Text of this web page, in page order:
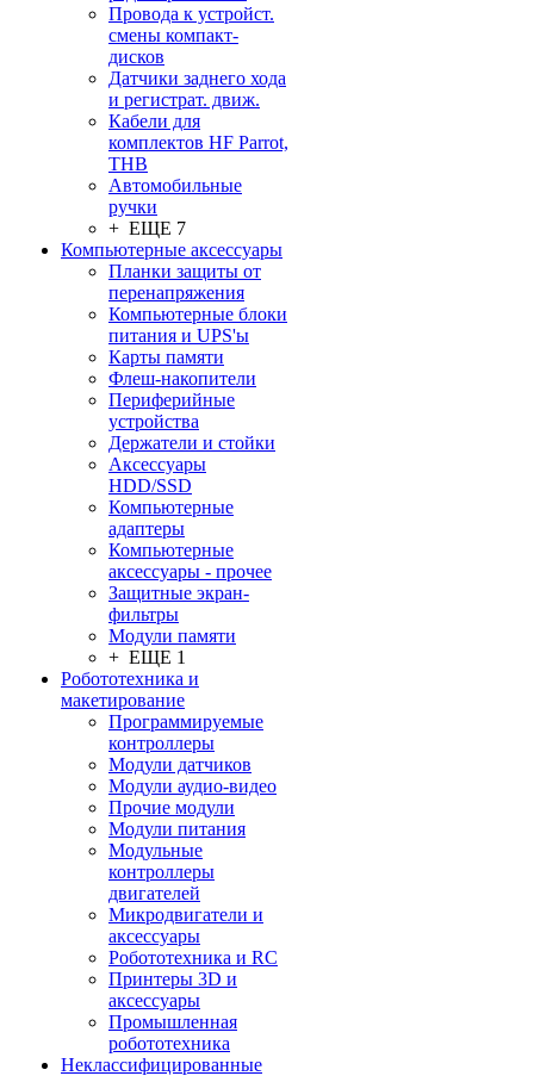
Провода к устройст.
смены компакт-
дисков
Датчики заднего хода
и регистрат. движ.
Кабели для
комплектов HF Parrot,
THB
Автомобильные
ручки
+ ЕЩЕ 7
Компьютерные аксессуары
Планки защиты от
перенапряжения
Компьютерные блоки
питания и UPS'ы
Карты памяти
Флеш-накопители
Периферийные
устройства
Держатели и стойки
Аксессуары
HDD/SSD
Компьютерные
адаптеры
Компьютерные
аксессуары - прочее
Защитные экран-
фильтры
Модули памяти
+ ЕЩЕ 1
Робототехника и
макетирование
Программируемые
контроллеры
Модули датчиков
Модули аудио-видео
Прочие модули
Модули питания
Модульные
контроллеры
двигателей
Микродвигатели и
аксессуары
Робототехника и RC
Принтеры 3D и
аксессуары
Промышленная
робототехника
Неклассифицированные